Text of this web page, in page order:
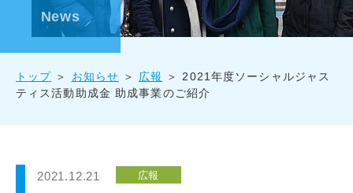
プログラム
News
トップ お知らせ 広報
2021年度ソーシャルジャス
ティス活動助成金 助成事業のご紹介
2021.12.21 広報